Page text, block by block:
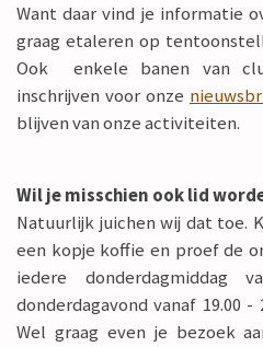
Want daar vind je informatie
graag etaleren op
Ook enkele banen van
inschrijven voor onze
blijven van onze activiteiten.
Wil je misschien ook lid
Natuurlijk juichen wij dat toe.
een kopje koffie en proef de
iedere donderdagmiddag
donderdagavond vanaf 19.00 -
Wel graag even je bezoek